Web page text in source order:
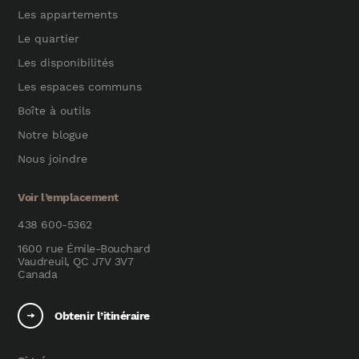
Les appartements
Le quartier
Les disponibilités
Les espaces communs
Boîte à outils
Notre blogue
Nous joindre
Voir l’emplacement
438 600-5362
1600 rue Émile-Bouchard
Vaudreuil, QC J7V 3V7
Canada
Obtenir l’itinéraire